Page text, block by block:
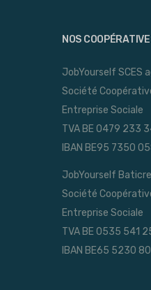
NOS
JobYourself SCES
Société
Entreprise Sociale
TVA BE 0479 233
IBAN BE95 7350
JobYourself
Société
Entreprise Sociale
TVA BE 0535 541
IBAN BE65 5230